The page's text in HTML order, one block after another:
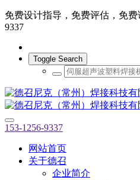
免费设计指导，免费评估，免
9337
Toggle Search
153-1256-9337
网站首页
关于德召
企业简介